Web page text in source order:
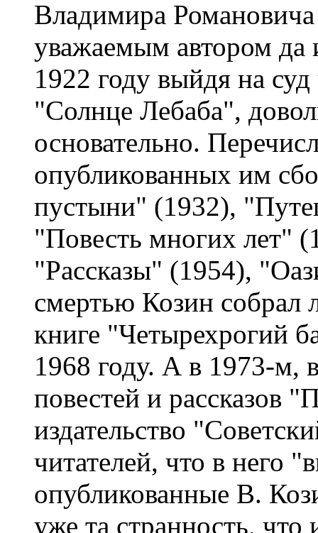
Владимира Романовича
уважаемым автором да
1922 году выйдя на
"Солнце Лебаба",
основательно.
опубликованных им
пустыни" (1932),
"Повесть многих лет"
"Рассказы" (1954),
смертью Козин собрал
книге "Четырехрогий
1968 году. А в 1973-м,
повестей и рассказов
издательство
читателей, что в него
опубликованные В.
уже та странность, что